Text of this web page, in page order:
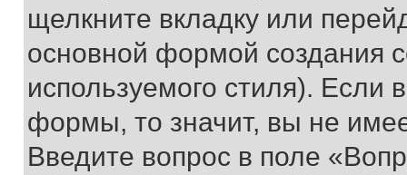
щелкните вкладку или
основной формой создания
используемого стиля). Если
формы, то значит, вы не
Введите вопрос в поле